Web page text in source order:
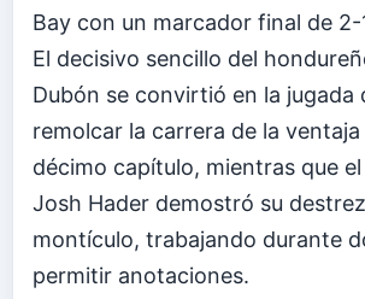
Bay con un marcador final de 2-
El decisivo sencillo del
Dubón se convirtió en la jugada
remolcar la carrera de la
décimo capítulo, mientras que
Josh Hader demostró su
montículo, trabajando durante
permitir anotaciones.